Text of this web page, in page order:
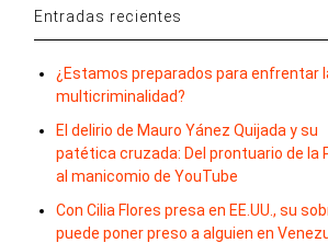
Entradas recientes
¿Estamos preparados para enfrentar
multicriminalidad?
El delirio de Mauro Yánez Quijada y su
patética cruzada: Del prontuario de la
al manicomio de YouTube
Con Cilia Flores presa en EE.UU., su
puede poner preso a alguien en